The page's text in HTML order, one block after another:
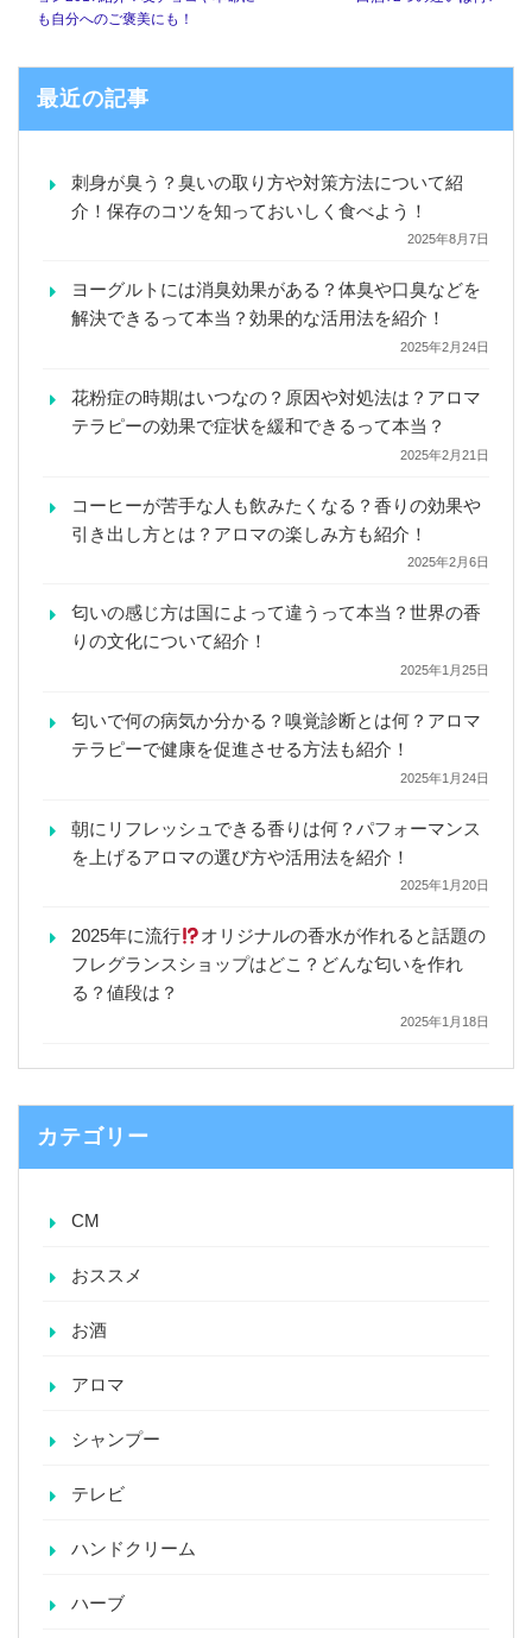
も自分へのご褒美にも！
最近の記事
刺身が臭う？臭いの取り方や対策方法について紹
介！保存のコツを知っておいしく食べよう！
2025年8月7日
ヨーグルトには消臭効果がある？体臭や口臭などを
解決できるって本当？効果的な活用法を紹介！
2025年2月24日
花粉症の時期はいつなの？原因や対処法は？アロマ
テラピーの効果で症状を緩和できるって本当？
2025年2月21日
コーヒーが苦手な人も飲みたくなる？香りの効果や
引き出し方とは？アロマの楽しみ方も紹介！
2025年2月6日
匂いの感じ方は国によって違うって本当？世界の香
りの文化について紹介！
2025年1月25日
匂いで何の病気か分かる？嗅覚診断とは何？アロマ
テラピーで健康を促進させる方法も紹介！
2025年1月24日
朝にリフレッシュできる香りは何？パフォーマンス
を上げるアロマの選び方や活用法を紹介！
2025年1月20日
2025年に流行
オリジナルの香水が作れると話題の
フレグランスショップはどこ？どんな匂いを作れ
る？値段は？
2025年1月18日
カテゴリー
CM
おススメ
お酒
アロマ
シャンプー
テレビ
ハンドクリーム
ハーブ